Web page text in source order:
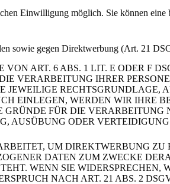
Einwilligung möglich. Sie können
sowie gegen Direktwerbung (Art. 21
ART. 6 ABS. 1 LIT. E ODER F
VERARBEITUNG IHRER
JEWEILIGE
EINLEGEN, WERDEN WIR IHRE
FÜR DIE
ODER
UM DIREKTWERBUNG
DATEN ZUM ZWECKE
WENN SIE
NACH ART. 21 ABS. 2